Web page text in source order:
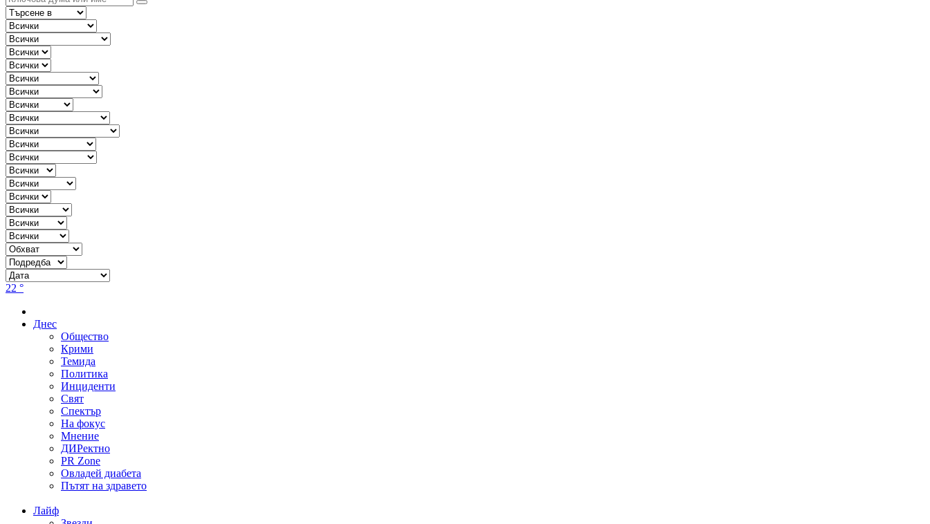
22 °
Днес
Общество
Крими
Темида
Политика
Инциденти
Свят
Спектър
На фокус
Мнение
ДИРектно
PR Zone
Овладей диабета
Пътят на здравето
Лайф